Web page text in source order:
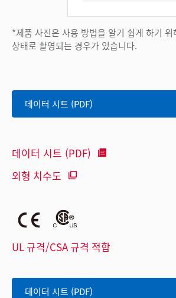
*제품 사진은 사용 방법을 알기 쉽게 하기 위
상태로 촬영되는 경우가 있습니다.
데이터 시트 (PDF)
데이터 시트 (PDF)
외형 치수도
UL 규격/CSA 규격 적합
데이터 시트 (PDF)